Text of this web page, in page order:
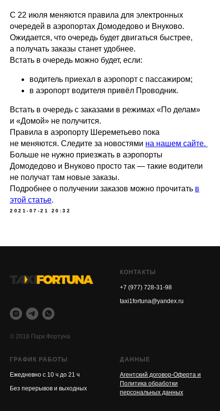
С 22 июля меняются правила для электронных
очередей в аэропортах Домодедово и Внуково.
Ожидается, что очередь будет двигаться быстрее,
а получать заказы станет удобнее.
Встать в очередь можно будет, если:
водитель приехал в аэропорт с пассажиром;
в аэропорт водителя привёл Проводник.
Встать в очередь с заказами в режимах «По делам»
и «Домой» не получится.
Правила в аэропорту Шереметьево пока
не меняются. Следите за новостями на нашем сайте.
Больше не нужно приезжать в аэропорты
Домодедово и Внуково просто так — такие водители
не получат там новые заказы.
Подробнее о получении заказов можно прочитать в
этой статье.
2021-07-21 20:32
© 2018 Парк Фортуна
КОНТАКТЫ
+7 (977) 728-31-98
taxi1fortuna@yandex.ru
ГРАФИК РАБОТЫ
Ежедневно с 10 ч до 21 ч
Без перерывов и выходных
ДАННЫЕ
Агентский договор-Оферта и
Политика обработки
персональных данных